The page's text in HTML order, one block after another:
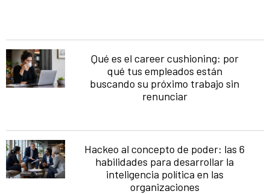
Qué es el career cushioning: por
qué tus empleados están
buscando su próximo trabajo sin
renunciar
Hackeo al concepto de poder: las 6
habilidades para desarrollar la
inteligencia política en las
organizaciones